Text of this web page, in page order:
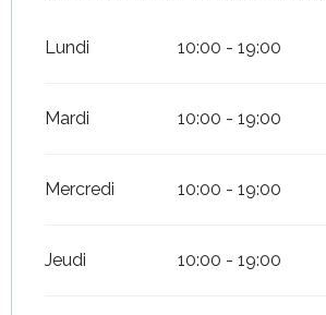
Lundi 10:00 - 19:00
Mardi 10:00 - 19:00
Mercredi 10:00 - 19:00
Jeudi 10:00 - 19:00